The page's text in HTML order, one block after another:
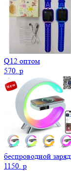
Q12 оптом
570. p
беспроводной
1150. p